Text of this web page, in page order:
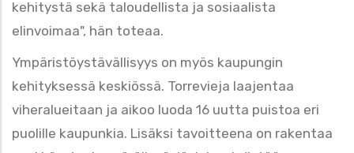
kehitystä sekä taloudellista ja sosiaalista
elinvoimaa", hän toteaa.
Ympäristöystävällisyys on myös kaupungin
kehityksessä keskiössä. Torrevieja laajentaa
viheralueitaan ja aikoo luoda 16 uutta puistoa eri
puolille kaupunkia. Lisäksi tavoitteena on rakentaa